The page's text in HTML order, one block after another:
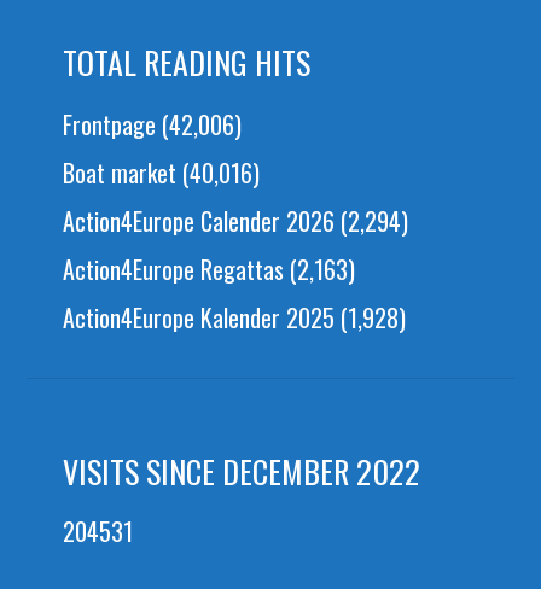
TOTAL READING HITS
Frontpage (42,006)
Boat market (40,016)
Action4Europe Calender 2026 (2,294)
Action4Europe Regattas (2,163)
Action4Europe Kalender 2025 (1,928)
VISITS SINCE DECEMBER 2022
204531